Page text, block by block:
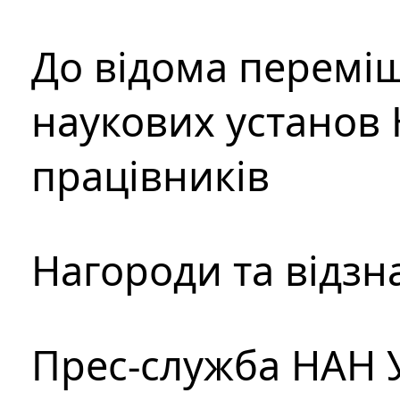
До відома
наукових установ
працівників
Нагороди та
Прес-служба НАН